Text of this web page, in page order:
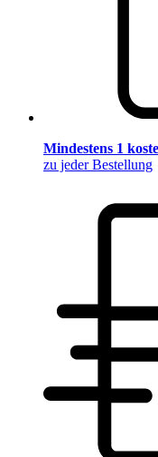
Mindestens 1
zu jeder Bestellung